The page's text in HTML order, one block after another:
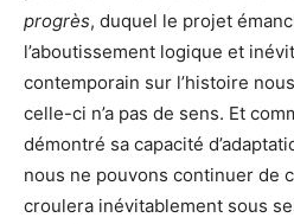
progrès, duquel le projet
l’aboutissement logique et
contemporain sur l’histoire
celle-ci n’a pas de sens. Et
démontré sa capacité
nous ne pouvons continuer de
croulera inévitablement sous